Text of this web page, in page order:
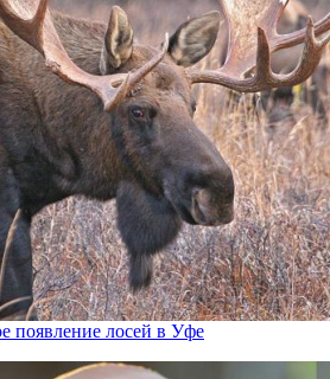
появление лосей в Уфе